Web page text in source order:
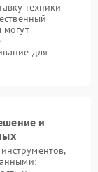
техники
могут
для
и